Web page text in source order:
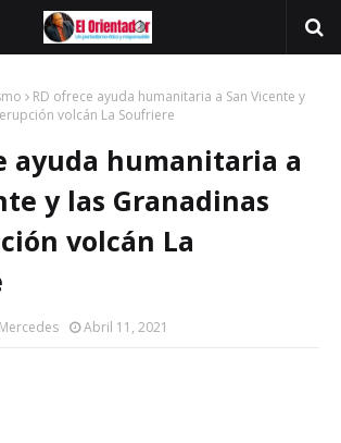
RD ofrece ayuda humanitaria a San Vicente y
volcán La Soufriere
ayuda humanitaria a
y las Granadinas
volcán La
Abril 11, 2021